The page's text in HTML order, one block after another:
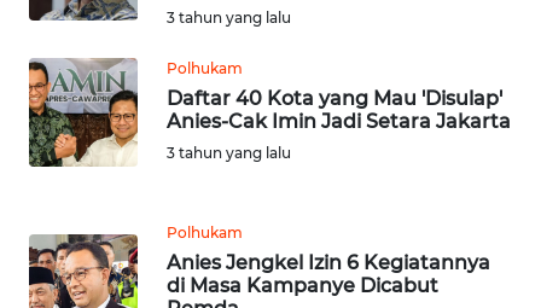
3 tahun yang lalu
Polhukam
Daftar 40 Kota yang Mau 'Disulap'
Anies-Cak Imin Jadi Setara Jakarta
3 tahun yang lalu
Polhukam
Anies Jengkel Izin 6 Kegiatannya
di Masa Kampanye Dicabut
WN
WN
BALI
KALBAR
WN